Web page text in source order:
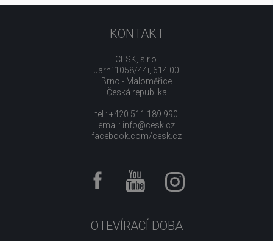
KONTAKT
CESK, s.r.o.
Jarní 1058/44i, 614 00
Brno - Maloměřice
Česká republika
tel.: +420 511 189 990
email: info@cesk.cz
facebook.com/cesk.cz
OTEVÍRACÍ DOBA